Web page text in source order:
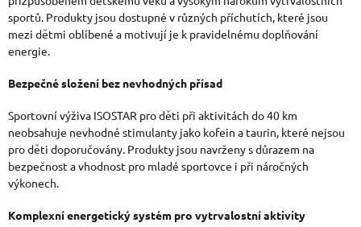
K
Y
Ý
P
I
S
sportů. Produkty jsou dostupné v různých příchutích, které jsou
mezi dětmi oblíbené a motivují je k pravidelnému doplňování
energie.
Bezpečné složení bez nevhodných přísad
Sportovní výživa ISOSTAR pro děti při aktivitách do 40 km
neobsahuje nevhodné stimulanty jako kofein a taurin, které nejsou
pro děti doporučovány. Produkty jsou navrženy s důrazem na
bezpečnost a vhodnost pro mladé sportovce i při náročných
výkonech.
Komplexní energetický systém pro vytrvalostní aktivity